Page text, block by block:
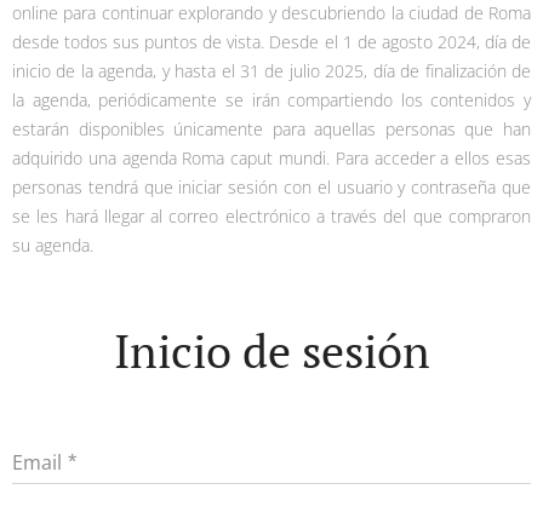
online para continuar explorando y descubriendo la ciudad de Roma
desde todos sus puntos de vista. Desde el 1 de agosto 2024, día de
inicio de la agenda, y hasta el 31 de julio 2025, día de finalización de
la agenda, periódicamente se irán compartiendo los contenidos y
estarán disponibles únicamente para aquellas personas que han
adquirido una agenda Roma caput mundi. Para acceder a ellos esas
personas tendrá que iniciar sesión con el usuario y contraseña que
se les hará llegar al correo electrónico a través del que compraron
su agenda.
Inicio de sesión
Email